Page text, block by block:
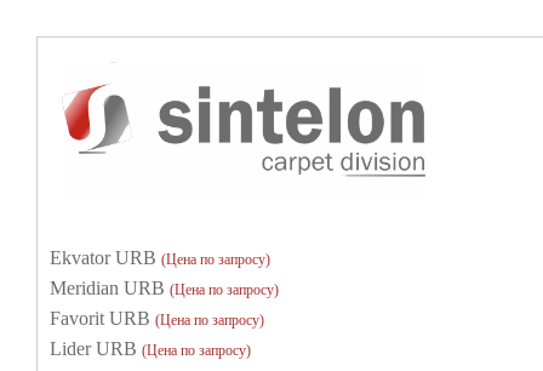
Ekvator URB (Цена по запросу)
Meridian URB (Цена по запросу)
Favorit URB (Цена по запросу)
Lider URB (Цена по запросу)